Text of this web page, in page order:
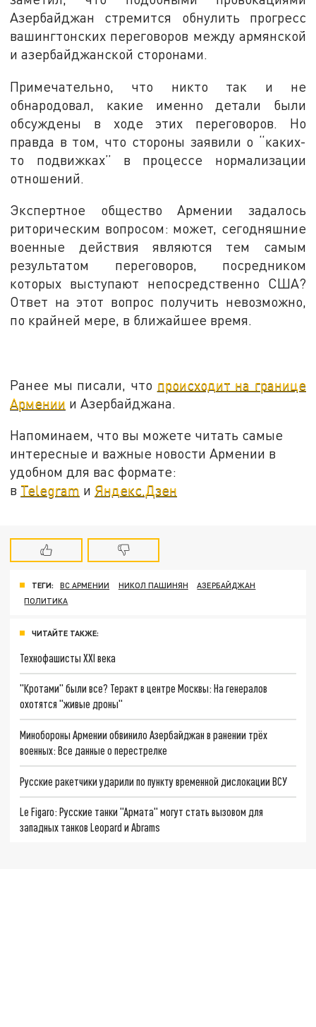
Азербайджан стремится обнулить прогресс
вашингтонских переговоров между армянской
и азербайджанской сторонами.
Примечательно, что никто так и не
обнародовал, какие именно детали были
обсуждены в ходе этих переговоров. Но
правда в том, что стороны заявили о “каких-
то подвижках” в процессе нормализации
отношений.
Экспертное общество Армении задалось
риторическим вопросом: может, сегодняшние
военные действия являются тем самым
результатом переговоров, посредником
которых выступают непосредственно США?
Ответ на этот вопрос получить невозможно,
по крайней мере, в ближайшее время.
Ранее мы писали, что происходит на границе
Армении и Азербайджана.
Напоминаем, что вы можете читать самые
интересные и важные новости Армении в
удобном для вас формате:
в Telegram и Яндекс.Дзен
ТЕГИ: ВС АРМЕНИИ НИКОЛ ПАШИНЯН
АЗЕРБАЙДЖАН
ПОЛИТИКА
ЧИТАЙТЕ ТАКЖЕ:
Технофашисты XXI века
"Кротами" были все? Теракт в центре Москвы: На генералов
охотятся "живые дроны"
Минобороны Армении обвинило Азербайджан в ранении трёх
военных: Все данные о перестрелке
Русские ракетчики ударили по пункту временной дислокации ВСУ
Le Figaro: Русские танки "Армата" могут стать вызовом для
западных танков Leopard и Abrams